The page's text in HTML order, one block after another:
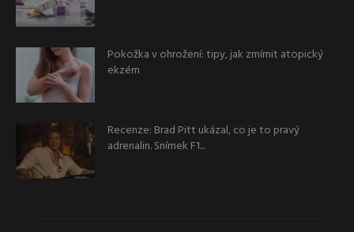
Pokožka v ohrožení: tipy, jak zmírnit atopický
ekzém
Recenze: Brad Pitt ukázal, co je to pravý
adrenalin. Snímek F1...